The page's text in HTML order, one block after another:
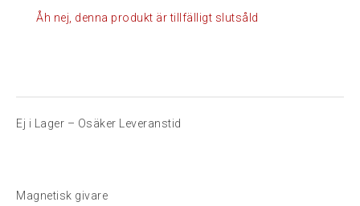
Åh nej, denna produkt är tillfälligt slutsåld
Ej i Lager – Osäker Leveranstid
Magnetisk givare